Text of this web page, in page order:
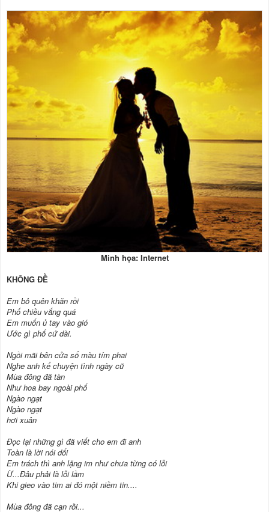
Minh họa: Internet
KHÔNG ĐỀ
Em bỏ quên khăn rồi
Phố chiều vắng quá
Em muốn ủ tay vào gió
Ước gì phố cứ dài.
Ngồi mãi bên cửa sổ màu tím phai
Nghe anh kể chuyện tình ngày cũ
Mùa đông đã tàn
Như hoa bay ngoài phố
Ngào ngạt
Ngào ngạt
hơi xuân
Đọc lại những gì đã viết cho em đi anh
Toàn là lời nói dối
Em trách thì anh lặng im như chưa từng có lỗi
Ừ...Đâu phải là lỗi lầm
Khi gieo vào tim ai đó một niềm tin....
Mùa đông đã cạn rồi...